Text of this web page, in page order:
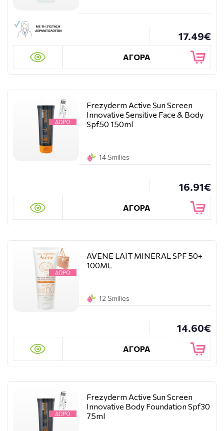
17.49€
ΑΓΟΡΑ
Frezyderm Active Sun Screen
Innovative Sensitive Face & Body
Spf50 150ml
14 Smilies
16.91€
ΑΓΟΡΑ
AVENE LAIT MINERAL SPF 50+
100ML
12 Smilies
14.60€
ΑΓΟΡΑ
Frezyderm Active Sun Screen
Innovative Body Foundation Spf30
75ml